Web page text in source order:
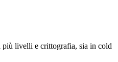
più livelli e crittografia, sia in cold